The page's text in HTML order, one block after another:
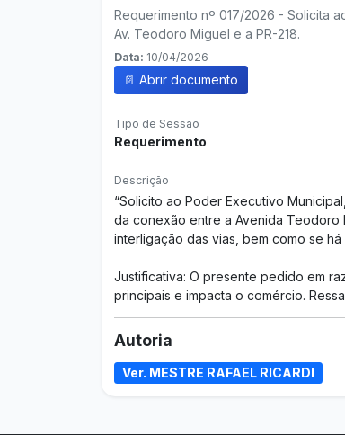
Requerimento nº 017/2026 - Solicita
Av. Teodoro Miguel e a PR-218.
Data: 10/04/2026
📄 Abrir documento
Tipo de Sessão
Requerimento
Descrição
“Solicito ao Poder Executivo
da conexão entre a Avenida Teodoro
interligação das vias, bem como se
Justificativa: O presente pedido em
principais e impacta o comércio.
Autoria
Ver. MESTRE RAFAEL RICARDI